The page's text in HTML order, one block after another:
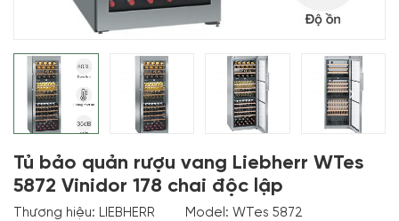
Tủ bảo quản rượu vang Liebherr WTes
5872 Vinidor 178 chai độc lập
Thương hiệu: LIEBHERR Model: WTes 5872